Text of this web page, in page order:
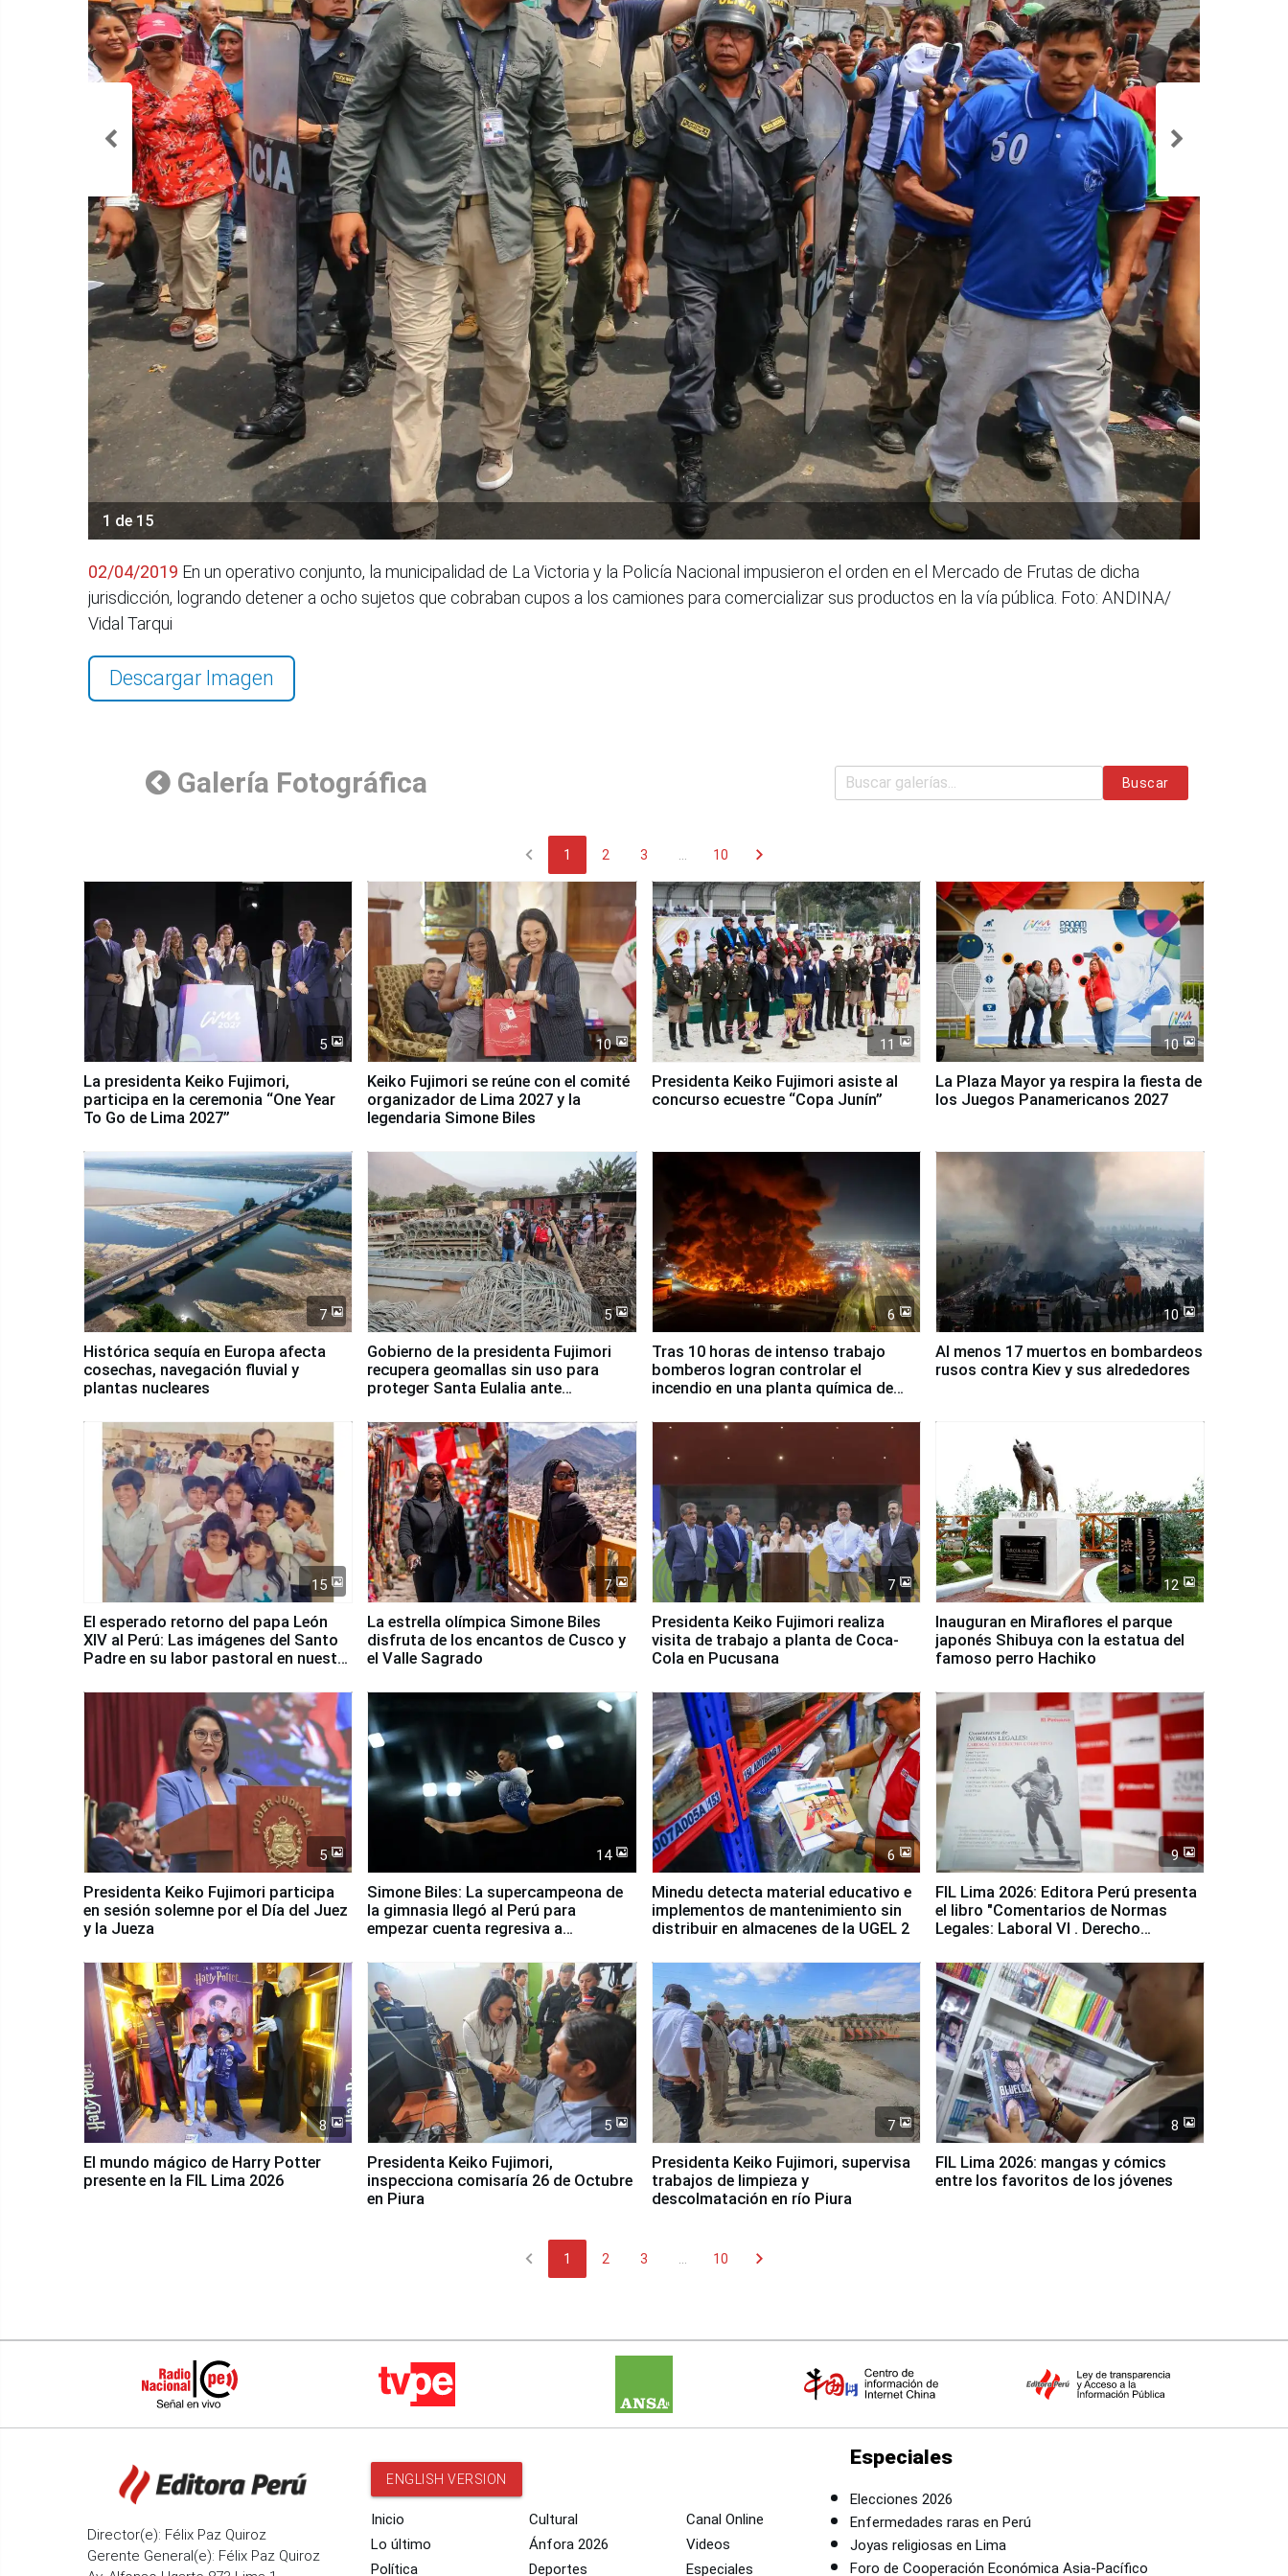
1 de 15
02/04/2019 En un operativo conjunto, la municipalidad de La Victoria y la Policía Nacional impusieron el orden en el Mercado de Frutas de dicha
jurisdicción, logrando detener a ocho sujetos que cobraban cupos a los camiones para comercializar sus productos en la vía pública. Foto: ANDINA/
Vidal Tarqui
Descargar Imagen
Galería Fotográfica Buscar
chevron_left 1 2 3 10 chevron_right
5
La presidenta Keiko Fujimori,
participa en la ceremonia “One Year
To Go de Lima 2027”
10
Keiko Fujimori se reúne con el comité
organizador de Lima 2027 y la
legendaria Simone Biles
11
Presidenta Keiko Fujimori asiste al
concurso ecuestre “Copa Junín”
10
La Plaza Mayor ya respira la fiesta de
los Juegos Panamericanos 2027
7
Histórica sequía en Europa afecta
cosechas, navegación fluvial y
plantas nucleares
5
Gobierno de la presidenta Fujimori
recupera geomallas sin uso para
proteger Santa Eulalia ante
6
Tras 10 horas de intenso trabajo
bomberos logran controlar el
incendio en una planta química de
10
Al menos 17 muertos en bombardeos
rusos contra Kiev y sus alrededores
15
El esperado retorno del papa León
XIV al Perú: Las imágenes del Santo
Padre en su labor pastoral en nuestro
7
La estrella olímpica Simone Biles
disfruta de los encantos de Cusco y
el Valle Sagrado
7
Presidenta Keiko Fujimori realiza
visita de trabajo a planta de Coca-
Cola en Pucusana
12
Inauguran en Miraflores el parque
japonés Shibuya con la estatua del
famoso perro Hachiko
5
Presidenta Keiko Fujimori participa
en sesión solemne por el Día del Juez
y la Jueza
14
Simone Biles: La supercampeona de
la gimnasia llegó al Perú para
empezar cuenta regresiva a
6
Minedu detecta material educativo e
implementos de mantenimiento sin
distribuir en almacenes de la UGEL 2
9
FIL Lima 2026: Editora Perú presenta
el libro "Comentarios de Normas
Legales: Laboral Vl . Derecho
8
El mundo mágico de Harry Potter
presente en la FIL Lima 2026
5
Presidenta Keiko Fujimori,
inspecciona comisaría 26 de Octubre
en Piura
7
Presidenta Keiko Fujimori, supervisa
trabajos de limpieza y
descolmatación en río Piura
8
FIL Lima 2026: mangas y cómics
entre los favoritos de los jóvenes
chevron_left 1 2 3 10 chevron_right
Director(e): Félix Paz Quiroz
Gerente General(e): Félix Paz Quiroz
ENGLISH VERSION
Inicio
Lo último
Política
Cultural
Ánfora 2026
Deportes
Canal Online
Videos
Especiales
Especiales
Elecciones 2026
Enfermedades raras en Perú
Joyas religiosas en Lima
Foro de Cooperación Económica Asia-Pacífico